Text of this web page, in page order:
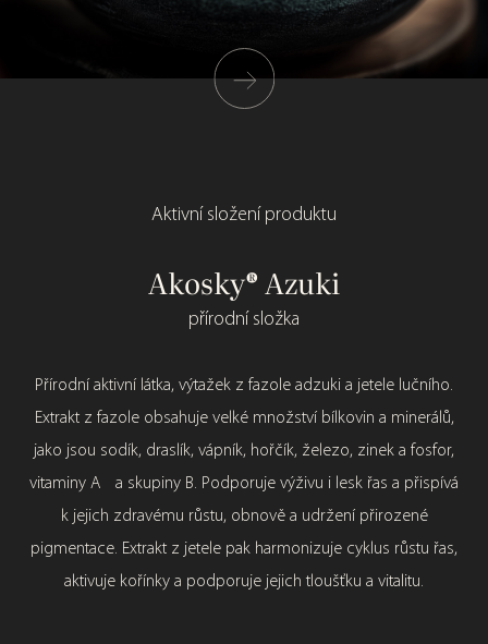
Aktivní složení produktu
Akosky® Azuki
přírodní složka
Přírodní aktivní látka, výtažek z fazole adzuki a jetele lučního.
Extrakt z fazole obsahuje velké množství bílkovin a minerálů,
jako jsou sodík, draslík, vápník, hořčík, železo, zinek a fosfor,
vitaminy A a skupiny B. Podporuje výživu i lesk řas a přispívá
k jejich zdravému růstu, obnově a udržení přirozené
pigmentace. Extrakt z jetele pak harmonizuje cyklus růstu řas,
aktivuje kořínky a podporuje jejich tloušťku a vitalitu.
Přírodní aktivní látka, vodný extrakt ze semen vojtěšky seté,
obsahující ideální množství a poměr minerálů (zejména síry)
a peptidů, bílkovin a vitaminů. Síra je nepostradatelná pro
tvorbu keratinu, hlavní bílkoviny, která tvoří strukturu řas. Tím
poskytuje ideální podmínky pro zvýšení hustoty řas. AC
AlfalfaBoost navíc pečuje o pokožku řas, snižuje její
podráždění, začervenání a udržuje ji hydratovanou.